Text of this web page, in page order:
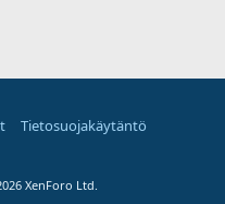
Tietosuojakäytäntö
XenForo Ltd.